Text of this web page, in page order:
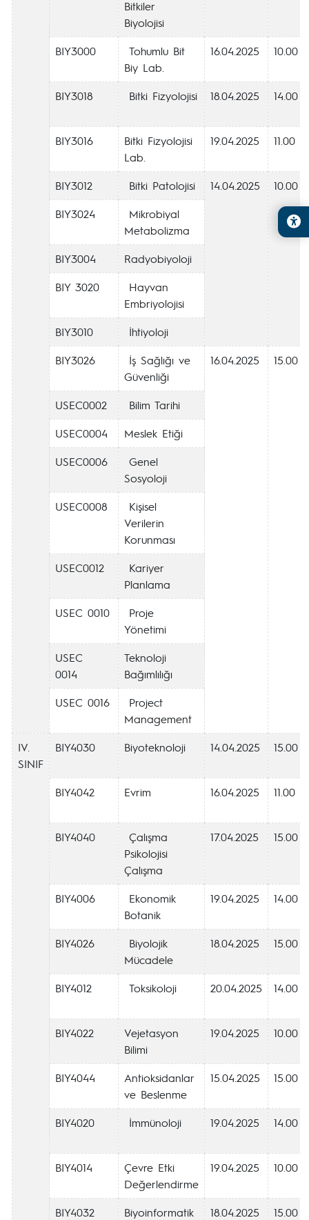
Bitkiler
Biyolojisi
BIY3000
Tohumlu Bit
Biy Lab.
16.04.2025 10.00
BIY3018 Bitki Fizyolojisi 18.04.2025 14.00
BIY3016
Bitki Fizyolojisi
Lab.
19.04.2025 11.00
BIY3012 Bitki Patolojisi 14.04.2025
10.00
BIY3024
Mikrobiyal
Metabolizma
BIY3004
Radyobiyoloji
BIY 3020
Hayvan
Embriyolojisi
BIY3010
İhtiyoloji
BIY3026
İş Sağlığı ve
Güvenliği
16.04.2025 15.00
USEC0002
Bilim Tarihi
USEC0004
Meslek Etiği
USEC0006
Genel
Sosyoloji
USEC0008
Kişisel
Verilerin
Korunması
USEC0012
Kariyer
Planlama
USEC 0010
Proje
Yönetimi
USEC
0014
Teknoloji
Bağımlılığı
USEC 0016
Project
Management
IV.
SINIF
BIY4030 Biyoteknoloji 14.04.2025 15.00
BIY4042 Evrim 16.04.2025 11.00
BIY4040
Çalışma
Psikolojisi
Çalışma
17.04.2025 15.00
BIY4006
Ekonomik
Botanik
19.04.2025 14.00
BIY4026
Biyolojik
Mücadele
18.04.2025 15.00
BIY4012 Toksikoloji 20.04.2025 14.00
BIY4022
Vejetasyon
Bilimi
19.04.2025 10.00
BIY4044
Antioksidanlar
ve Beslenme
15.04.2025 15.00
BIY4020 İmmünoloji 19.04.2025 14.00
BIY4014
Çevre Etki
Değerlendirme
19.04.2025 10.00
BIY4032 Biyoinformatik 18.04.2025 15.00